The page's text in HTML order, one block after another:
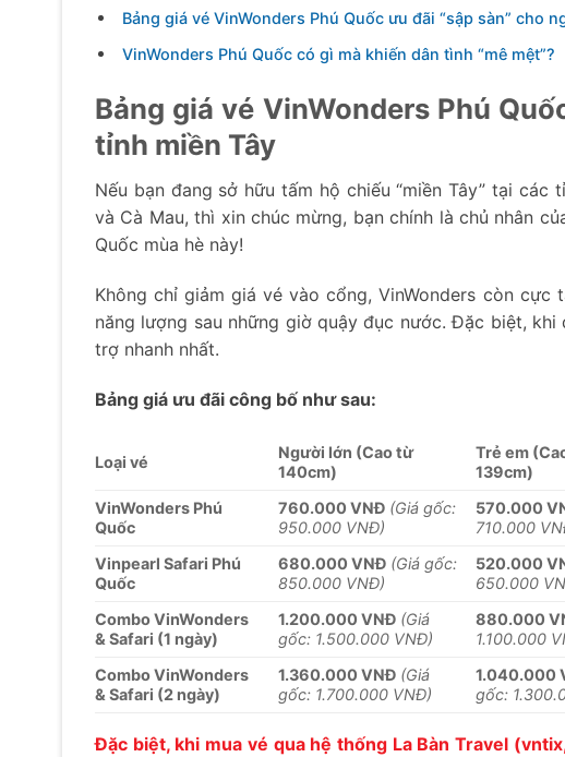
Bảng giá vé VinWonders Phú Quốc ưu đãi “sập sàn” cho
VinWonders Phú Quốc có gì mà khiến dân tình “mê mệt”?
Bảng giá vé VinWonders Phú
tỉnh miền Tây
Nếu bạn đang sở hữu tấm hộ chiếu “miền Tây” tại các
và Cà Mau, thì xin chúc mừng, bạn chính là chủ nhân
Quốc mùa hè này!
Không chỉ giảm giá vé vào cổng, VinWonders còn
năng lượng sau những giờ quậy đục nước. Đặc biệt,
trợ nhanh nhất.
Bảng giá ưu đãi công bố như sau:
Loại vé
Người lớn (Cao từ
140cm)
Trẻ em
139cm)
VinWonders Phú
Quốc
760.000 VNĐ (Giá gốc:
950.000 VNĐ)
570.000
710.000
Vinpearl Safari Phú
Quốc
680.000 VNĐ (Giá gốc:
850.000 VNĐ)
520.000
650.000
Combo VinWonders
& Safari (1 ngày)
1.200.000 VNĐ (Giá
gốc: 1.500.000 VNĐ)
880.000
1.100.000
Combo VinWonders
& Safari (2 ngày)
1.360.000 VNĐ (Giá
gốc: 1.700.000 VNĐ)
1.040.000
gốc:
Đặc biệt, khi mua vé qua hệ thống La Bàn Travel